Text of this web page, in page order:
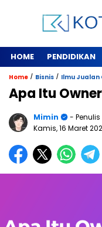
HOME PENDIDIKAN
Home / Bisnis / Ilmu Jualan
Apa Itu
Mimin
- Penulis
Kamis, 16 Maret